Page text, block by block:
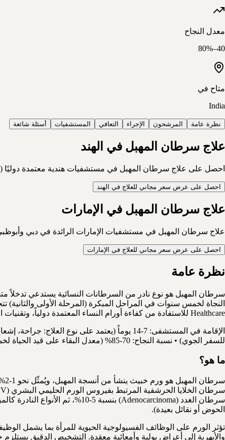
معدل النجاح
40–80%
متاح في
India
نظرة عامة المرشحون الإجراء التعافي المستشفيات أسئلة شائعة
علاج سرطان المهبل في الهند
احصل على علاج سرطان المهبل في مستشفيات هندية معتمدة دوليًا (JCI/NABH) بتكلفة أقل بكثير من أوروبا وأمريكا، مع دعم كامل للمرضى الدوليين: التأشيرة والسفر والإقامة والمتابعة.
احصل على عرض سعر مجاني للعلاج في الهند
علاج سرطان المهبل في الإمارات
علاج سرطان المهبل في مستشفيات الإمارات الرائدة في دبي
احصل على عرض سعر مجاني للعلاج في الإمارات
نظرة عامة
سرطان المهبل هو نوع نادر من السرطانات النسائية يستدعي تدخلاً
Healthcare للاستفادة من كفاءة أورام النساء المعتمدة دولياً، وتقنيات العلاج الإشعاعي المتطورة كـ VMAT وـ IMRT، بتكلفة تنافسية وخدمات متكاملة من لحظة الوصول.
للسفر الجوي) • نسبة النجاح: 70-85% (معدل البقاء على قيد الحياة لخمس سنوات في المراحل الأولى والثانية)
ما هو؟
الحوض أو نقائل بعيدة).
تؤثر الورم على الوظائف الفسيولوجية الحيوية للمرأة بما يشمل